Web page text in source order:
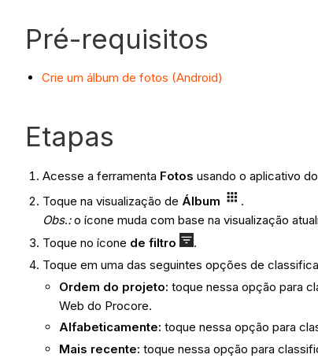
Pré-requisitos
Crie um álbum de fotos (Android)
Etapas
Acesse a ferramenta Fotos usando o aplicativo
Toque na visualização de Álbum
.
Obs.:o ícone muda com base na visualização
Toque no ícone de filtro
.
Toque em uma das seguintes opções de
Ordem do projeto: toque nessa opção para
Web do Procore.
Alfabeticamente: toque nessa opção para
Mais recente: toque nessa opção para